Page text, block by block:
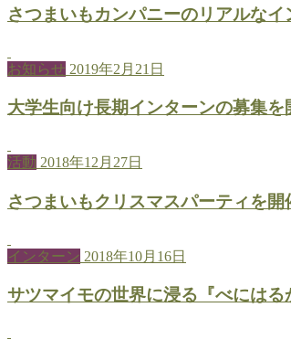
さつまいもカンパニーのリアルなイ
お知らせ 2019年2月21日
大学生向け長期インターンの募集を
活動 2018年12月27日
さつまいもクリスマスパーティを開
インターン 2018年10月16日
サツマイモの世界に浸る『べには